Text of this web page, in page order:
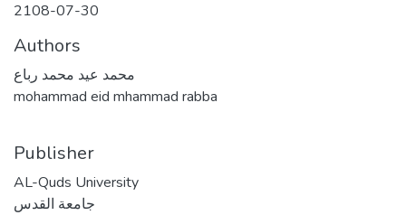
2108-07-30
Authors
محمد عيد محمد رباع
mohammad eid mhammad rabba
Publisher
AL-Quds University
جامعة القدس